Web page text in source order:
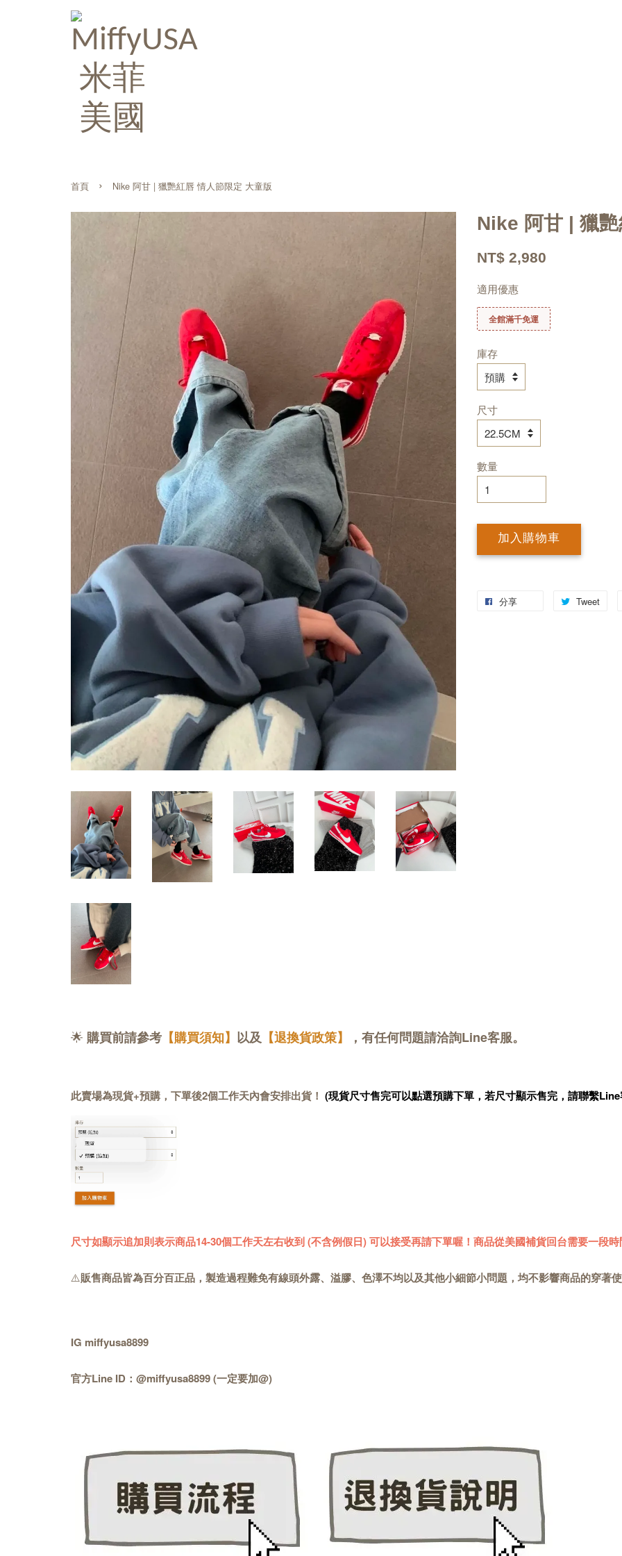
首頁 › Nike 阿甘 | 獵艷紅唇 情人節限定 大童版
Nike 阿甘 | 獵
NT$ 2,980
適用優惠
全館滿千免運
庫存
尺寸
數量
加入購物車
分享 Tweet
🌟 購買前請參考 【購買須知】 以及 【退換貨政策】 ，有任何問題請洽詢Line客服。
此賣場為現貨+預購，下單後2個工作天內會安排出貨！ (現貨尺寸售完可以點選預購下單，若尺寸顯示售完，請聯繫
尺寸如顯示追加則表示商品14-30個工作天左右收到 (不含例假日) 可以接受再請下單喔！商品從美國補貨回台需要一段時
⚠️販售商品皆為百分百正品，製造過程難免有線頭外露、溢膠、色澤不均以及其他小細節小問題，均不影響商品的穿著
IG miffyusa8899
官方Line ID：@miffyusa8899 (一定要加@)